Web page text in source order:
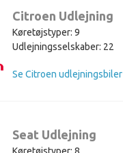
Citroen Udlejning
Køretøjstyper: 9
Udlejningsselskaber: 22
Se Citroen udlejningsbiler
Seat Udlejning